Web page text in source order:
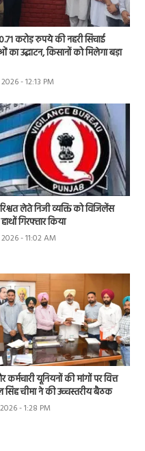
करोड़ रुपये की नहरी सिंचाई
का उद्घाटन, किसानों को मिलेगा बड़ा
- 12:13 PM
लेते निजी व्यक्ति को विजिलेंस
गिरफ्तार किया
- 11:02 AM
यूनियनों की मांगों पर वित्त
सिंह चीमा ने की उच्चस्तरीय बैठक
- 1:28 PM